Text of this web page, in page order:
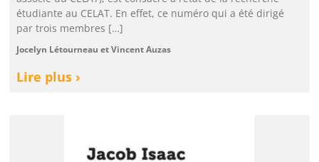
étudiante au CELAT. En effet, ce numéro qui a été dirigé
par trois membres […]
Jocelyn Létourneau et Vincent Auzas
Lire plus ›